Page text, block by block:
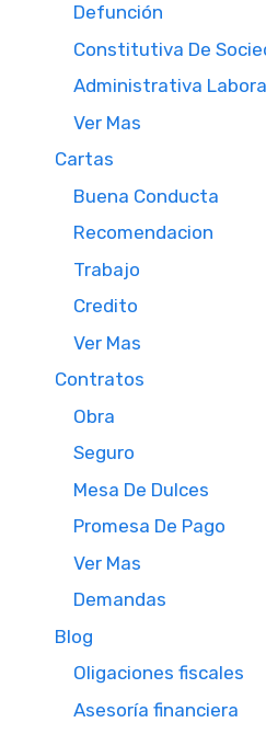
Defunción
Constitutiva De
Administrativa
Ver Mas
Cartas
Buena Conducta
Recomendacion
Trabajo
Credito
Ver Mas
Contratos
Obra
Seguro
Mesa De Dulces
Promesa De Pago
Ver Mas
Demandas
Blog
Oligaciones fiscales
Asesoría financiera